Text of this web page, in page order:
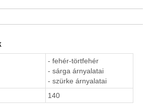
- fehér-törtfehér
- sárga árnyalatai
- szürke árnyalatai
140